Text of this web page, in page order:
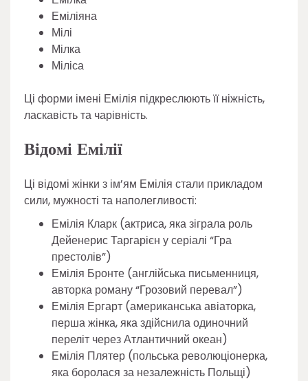
Еміліяна
Мілі
Мілка
Міліса
Ці форми імені Емілія підкреслюють її ніжність,
ласкавість та чарівність.
Відомі Емілії
Ці відомі жінки з ім’ям Емілія стали прикладом
сили, мужності та наполегливості:
Емілія Кларк (актриса, яка зіграла роль
Дейенерис Таргарієн у серіалі “Гра
престолів”)
Емілія Бронте (англійська письменниця,
авторка роману “Грозовий перевал”)
Емілія Ергарт (американська авіаторка,
перша жінка, яка здійснила одиночний
переліт через Атлантичний океан)
Емілія Плятер (польська революціонерка,
яка боролася за незалежність Польщі)